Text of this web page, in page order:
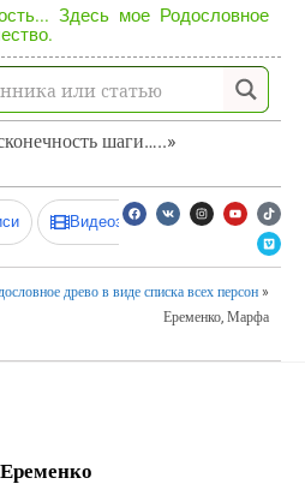
Здесь мое Родословное
шаги…..»
Видеозаписи
древо в виде списка всех персон »
Еременко, Марфа